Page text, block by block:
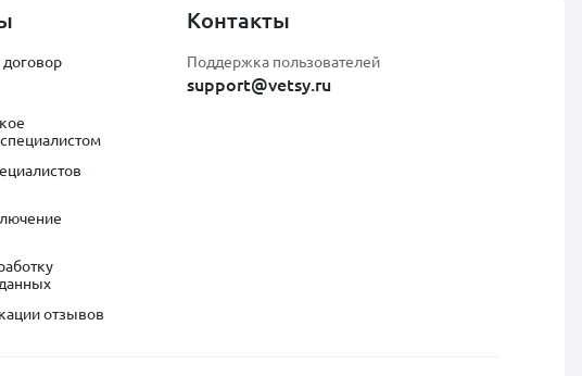
отзывов
Контакты
Поддержка пользователей
support@vetsy.ru